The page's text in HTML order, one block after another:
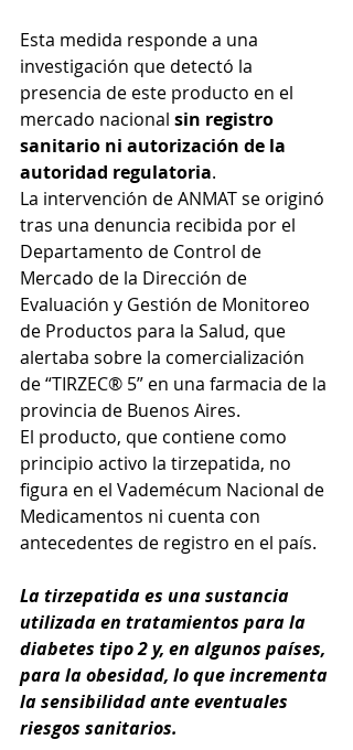
Esta medida responde a una
investigación que detectó la
presencia de este producto en el
mercado nacional sin registro
sanitario ni autorización de la
autoridad regulatoria.
La intervención de ANMAT se originó
tras una denuncia recibida por el
Departamento de Control de
Mercado de la Dirección de
Evaluación y Gestión de Monitoreo
de Productos para la Salud, que
alertaba sobre la comercialización
de “TIRZEC® 5” en una farmacia de la
provincia de Buenos Aires.
El producto, que contiene como
principio activo la tirzepatida, no
figura en el Vademécum Nacional de
Medicamentos ni cuenta con
antecedentes de registro en el país.
La tirzepatida es una sustancia
utilizada en tratamientos para la
diabetes tipo 2 y, en algunos países,
para la obesidad, lo que incrementa
la sensibilidad ante eventuales
riesgos sanitarios.